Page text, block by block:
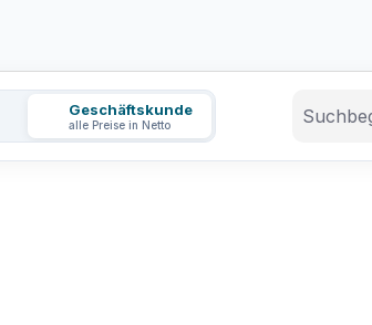
Geschäftskunde
alle Preise in Netto